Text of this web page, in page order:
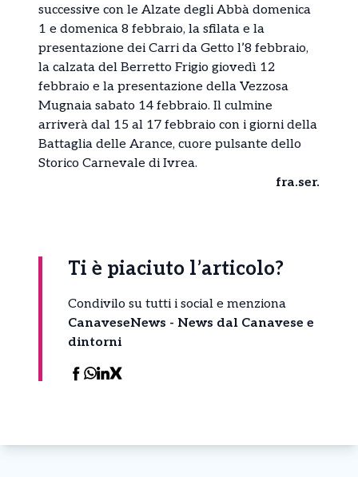
successive con le Alzate degli Abbà domenica
1 e domenica 8 febbraio, la sfilata e la
presentazione dei Carri da Getto l’8 febbraio,
la calzata del Berretto Frigio giovedì 12
febbraio e la presentazione della Vezzosa
Mugnaia sabato 14 febbraio. Il culmine
arriverà dal 15 al 17 febbraio con i giorni della
Battaglia delle Arance, cuore pulsante dello
Storico Carnevale di Ivrea.
fra.ser.
Ti è piaciuto l’articolo?
Condivilo su tutti i social e menziona
CanaveseNews - News dal Canavese e
dintorni